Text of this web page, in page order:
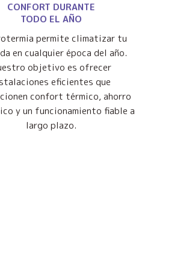
CONFORT DURANTE
TODO EL AÑO
permite climatizar tu
en cualquier época del año.
objetivo es ofrecer
eficientes que
confort térmico, ahorro
y un funcionamiento fiable a
largo plazo.